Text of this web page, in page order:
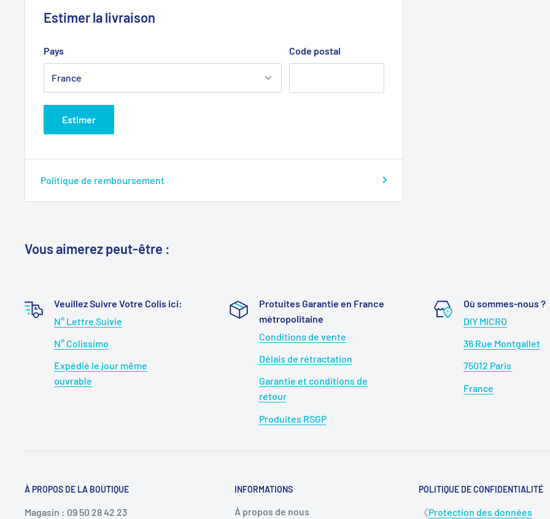
Estimer la livraison
Pays Code postal
Estimer
Politique de remboursement
Vous aimerez peut-être :
Veuillez Suivre Votre Colis ici:
N° Lettre Suivie
N° Colissimo
Expédié le jour même
ouvrable
Protuites Garantie en France
métropolitaine
Conditions de vente
Délais de rétractation
Garantie et conditions de
retour
Produites RSGP
Où sommes-nous ?
DIY MICRO
36 Rue Montgallet
75012 Paris
France
À PROPOS DE LA BOUTIQUE
Magasin : 09 50 28 42 23
INFORMATIONS
À propos de nous
POLITIQUE DE CONFIDENTIALITÉ
《Protection des données